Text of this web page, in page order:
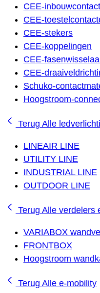
CEE-
CEE-
CEE-stekers
CEE-koppelingen
CEE-
CEE-
Schuko-
Hoogstroom-
Terug Alle
LINEAIR LINE
UTILITY LINE
INDUSTRIAL LINE
OUTDOOR LINE
Terug Alle verdelers
VARIABOX
FRONTBOX
Hoogstroom
Terug Alle e-mobility